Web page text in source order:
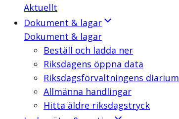
Aktuellt
Dokument & lagar
Dokument & lagar
Beställ och ladda ner
Riksdagens öppna data
Riksdagsförvaltningens diarium
Allmänna handlingar
Hitta äldre riksdagstryck